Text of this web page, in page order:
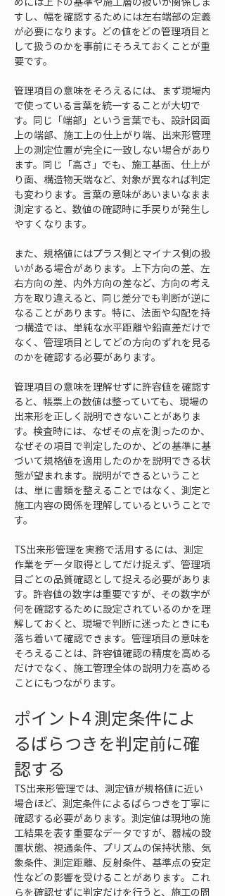
すし、幅を確認するためには左右端部の定義
が必要になります。どの値をどの管理項目と
して扱うのかを事前にそろえておくことが重
要です。
管理項目の意味をそろえるには、まず現場内
で使っている言葉を統一することが大切で
す。同じ「端部」という言葉でも、設計図面
上の端部、施工上の仕上がり端、出来形管理
上の測定位置が完全に一致しない場合があり
ます。同じ「高さ」でも、施工基面、仕上が
り面、構造物天端など、対象が異なれば判定
も変わります。言葉の意味があいまいなまま
測定すると、数値の確認時に手戻りが発生し
やすくなります。
また、規格値にはプラス側とマイナス側の扱
いがある場合があります。上下方向の差、左
右方向の差、内外方向の差など、方向の考え
方を取り違えると、同じ差分でも判断が逆に
なることがあります。特に、法面や勾配を持
つ構造では、単純な水平距離や鉛直差だけで
なく、管理項目としてどの方向のずれを見る
のかを確認する必要があります。
管理項目の意味を理解せずに許容値を確認す
ると、帳票上の数値は整っていても、現場の
出来形を正しく説明できないことがありま
す。検査時には、なぜその点を測ったのか、
なぜその項目で判定したのか、どの基準に基
づいて規格値を適用したのかを説明できる状
態が望まれます。説明ができるということ
は、単に書類を整えることではなく、測定と
施工内容の関係を理解しているということで
す。
TS出来形管理を実務で活用するには、測定
作業をデータ取得としてだけ捉えず、管理項
目ごとの品質確認として捉える必要がありま
す。許容値の数字は重要ですが、その数字が
何を確認するために設定されているのかを理
解しておくと、現場で判断に迷ったときにも
落ち着いて確認できます。管理項目の意味を
そろえることは、許容値確認の精度を高める
だけでなく、施工管理全体の説明力を高める
ことにもつながります。
ポイント4 測定条件によ
るばらつきを判定前に確
認する
TS出来形管理では、測定値が規格値に近い
場合ほど、測定条件によるばらつきを丁寧に
確認する必要があります。測定値は現地の施
工結果を表す重要なデータですが、器械の設
置状態、視通条件、プリズムの保持状態、気
象条件、測定距離、反射条件、基準点の安定
性などの影響を受けることがあります。これ
らを確認せずに判定だけを行うと、施工の問